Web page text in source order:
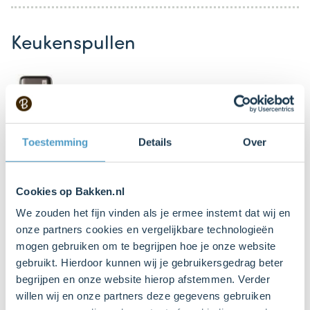
Toestemming Details Over
Cookies op Bakken.nl
We zouden het fijn vinden als je ermee instemt dat wij en
onze partners cookies en vergelijkbare technologieën
mogen gebruiken om te begrijpen hoe je onze website
gebruikt. Hierdoor kunnen wij je gebruikersgedrag beter
begrijpen en onze website hierop afstemmen. Verder
willen wij en onze partners deze gegevens gebruiken
Keukenspullen
Huishoudfolie
Steelpan
Springvorm Ø24 cm
Bestel dit product online